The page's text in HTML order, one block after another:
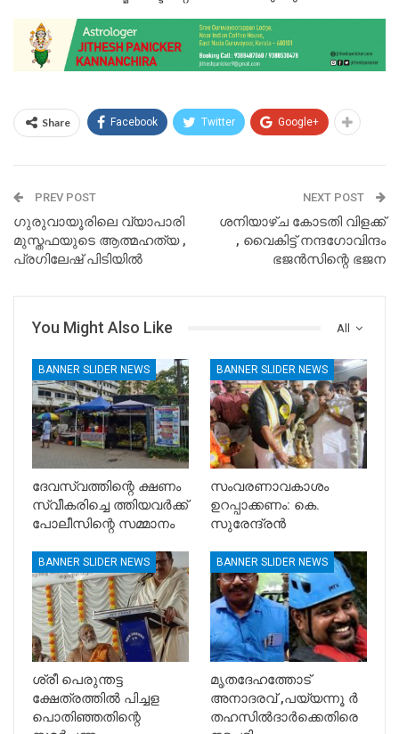
Share Facebook Twitter Google+
PREV POST
ഗുരുവായൂരിലെ വ്യാപാരി
മുസ്തഫയുടെ ആത്മഹത്യ ,
പ്രഗിലേഷ് പിടിയിൽ
NEXT POST
ശനിയാഴ്ച കോടതി വിളക്ക്
, വൈകിട്ട് നന്ദഗോവിന്ദം
ഭജൻസിന്റെ ഭജന
All
You Might Also Like
BANNER SLIDER NEWS
ദേവസ്വത്തിന്റെ ക്ഷണം
സ്വീകരിച്ചെ ത്തിയവർക്ക്
പോലീസിന്റെ സമ്മാനം
BANNER SLIDER NEWS
സംവരണാവകാശം
ഉറപ്പാക്കണം: കെ.
സുരേന്ദ്രൻ
BANNER SLIDER NEWS
ശ്രീ പെരുന്തട്ട
ക്ഷേത്രത്തിൽ പിച്ചള
പൊതിഞ്ഞതിന്റെ
BANNER SLIDER NEWS
മൃതദേഹത്തോട്
അനാദരവ് ,പയ്യന്നൂ ർ
തഹസിൽദാർക്കെതിരെ